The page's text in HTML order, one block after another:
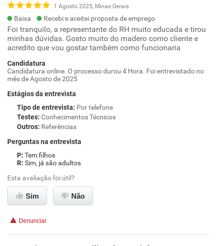
1 Agosto 2025, Minas Gerais
Baixa Recebi e aceitei proposta de emprego
Foi tranquilo, a representante do RH muito educada e tirou
minhas dúvidas. Gosto muito do madero como cliente e
acredito que vou gostar também como funcionaria
Candidatura
Candidatura online. O processo durou 4 Hora. Foi entrevistado no
mês de Agosto de 2025
Estágios da entrevista
Tipo de entrevista: Por telefone
Testes: Conhecimentos Técnicos
Outros: Referências
Perguntas na entrevista
Tem filhos
Sim, já são adultos
Esta avaliação foi útil?
Sim Não
Denunciar